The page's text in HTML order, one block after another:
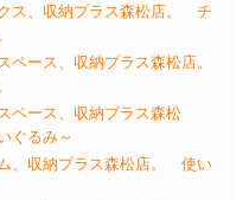
ス、収納プラス森松店。 チ
ース、収納プラス森松店。
ペース、収納プラス森松
ぐるみ～
、収納プラス森松店。 使い